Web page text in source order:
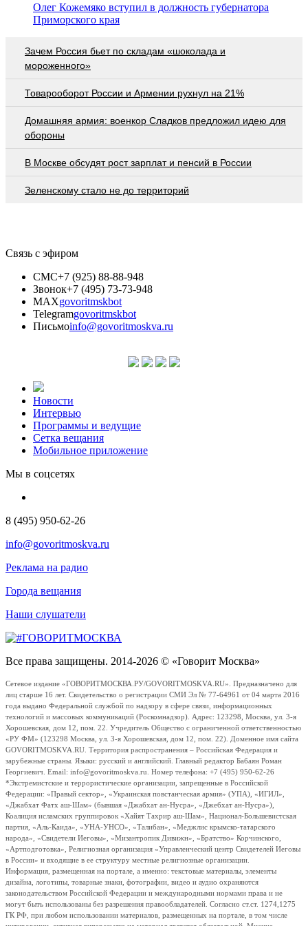
Олег Кожемяко вступил в должность губернатора
Приморского края
Зачем Россия бьет по складам «шоколада и
мороженного»
Товарооборот России и Армении рухнул на 21%
Домашняя армия: военкор Сладков предложил идею для
обороны
В Москве обсудят рост зарплат и пенсий в России
Зеленскому стало не до территорий
Связь с эфиром
СМС+7 (925) 88-88-948
Звонок+7 (495) 73-73-948
MAXgovoritmskbot
Telegramgovoritmskbot
Письмоinfo@govoritmoskva.ru
Новости
Интервью
Программы и ведущие
Сетка вещания
Мобильное приложение
Мы в соцсетях
8 (495) 950-62-26
info@govoritmoskva.ru
Реклама на радио
Города вещания
Наши слушатели
Все права защищены. 2014-2026 © «Говорит Москва»
Сетевое издание «ГОВОРИТМОСКВА.РУ/GOVORITMOSKVA.RU». Предназначено для
лиц старше 16 лет. Свидетельство о регистрации СМИ Эл № 77-64961 от 04 марта 2016
года выдано Федеральной службой по надзору в сфере связи, информационных
технологий и массовых коммуникаций (Роскомнадзор). Адрес: 123298, Москва, ул. 3-я
Хорошевская, дом 12, пом. 22. Учредитель Общество с ограниченной ответственностью
«РУ ФМ» (123298 Москва, ул. 3-я Хорошевская, дом 12, пом. 22). Доменное имя сайта
GOVORITMOSKVA.RU. Территория распространения – Российская Федерация и
зарубежные страны. Языки: русский и английский. Главный редактор Бабаян Роман
Георгиевич. Email: info@govoritmoskva.ru. Номер телефона: +7 (495) 950-62-26
*Экстремистские и террористические организации, запрещенные в Российской
Федерации: «Правый сектор», «Украинская повстанческая армия» (УПА), «ИГИЛ»,
«Джабхат Фатх аш-Шам» (бывшая «Джабхат ан-Нусра», «Джебхат ан-Нусра»),
Коалиция исламских группировок «Хайят Тахрир аш-Шам», Национал-Большевистская
партия, «Аль-Каида», «УНА-УНСО», «Талибан», «Меджлис крымско-татарского
народа», «Свидетели Иеговы», «Мизантропик Дивижн», «Братство» Корчинского,
«Артподготовка», Религиозная организация «Управленческий центр Свидетелей Иеговы
в России» и входящие в ее структуру местные религиозные организации.
Информация, размещенная на портале, а именно: текстовые материалы, элементы
дизайна, логотипы, товарные знаки, фотографии, видео и аудио охраняются
законодательством Российской Федерации и международными нормами права и не
могут быть использованы без разрешения правообладателей. Согласно ст.ст. 1274,1275
ГК РФ, при любом использовании материалов, размещенных на портале, в том числе